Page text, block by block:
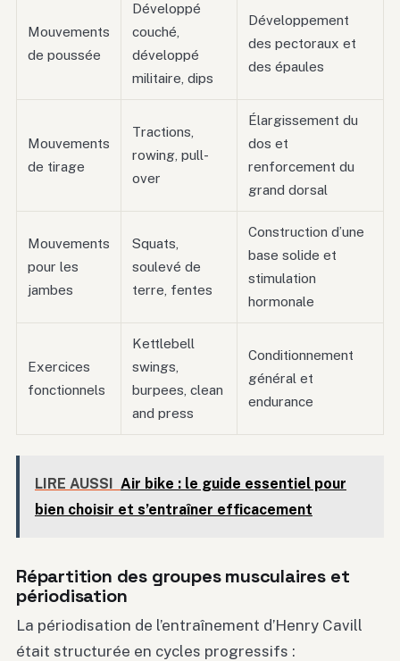
Mouvements
de poussée
Développé
couché,
développé
militaire, dips
Développement
des pectoraux et
des épaules
Mouvements
de tirage
Tractions,
rowing, pull-
over
Élargissement du
dos et
renforcement du
grand dorsal
Mouvements
pour les
jambes
Squats,
soulevé de
terre, fentes
Construction d’une
base solide et
stimulation
hormonale
Exercices
fonctionnels
Kettlebell
swings,
burpees, clean
and press
Conditionnement
général et
endurance
LIRE AUSSI Air bike : le guide essentiel pour
bien choisir et s’entraîner efficacement
Répartition des groupes musculaires et
périodisation
La périodisation de l’entraînement d’Henry Cavill
était structurée en cycles progressifs :